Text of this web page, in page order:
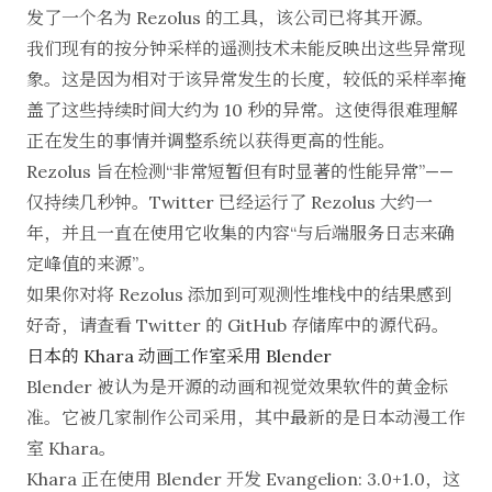
发了一个名为 Rezolus 的工具，该公司已将其开源。
我们现有的按分钟采样的遥测技术未能反映出这些异常现
象。这是因为相对于该异常发生的长度，较低的采样率掩
盖了这些持续时间大约为 10 秒的异常。这使得很难理解
正在发生的事情并调整系统以获得更高的性能。
Rezolus 旨在检测“非常短暂但有时显著的性能异常”——
仅持续几秒钟。Twitter 已经运行了 Rezolus 大约一
年，并且一直在使用它收集的内容“与后端服务日志来确
定峰值的来源”。
如果你对将 Rezolus 添加到可观测性堆栈中的结果感到
好奇，请查看 Twitter 的 GitHub 存储库中的源代码。
日本的 Khara 动画工作室采用 Blender
Blender 被认为是开源的动画和视觉效果软件的黄金标
准。它被几家制作公司采用，其中最新的是 日本动漫工作
室 Khara。
Khara 正在使用 Blender 开发 Evangelion: 3.0+1.0，这